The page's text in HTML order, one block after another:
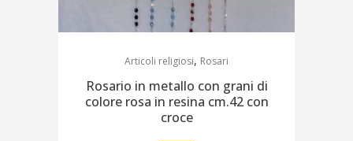
Articoli religiosi, Rosari
Rosario in metallo con grani di
colore rosa in resina cm.42 con
croce